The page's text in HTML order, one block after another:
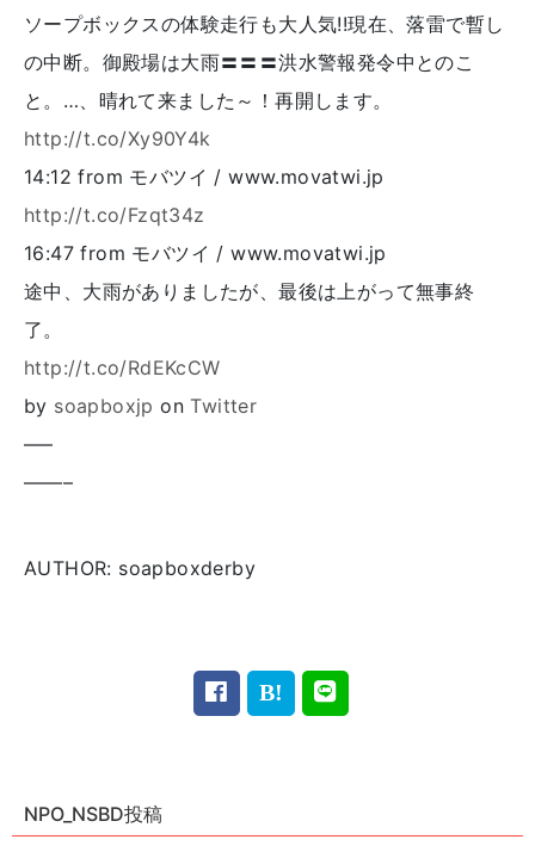
ソープボックスの体験走行も大人気!!現在、落雷で暫し
の中断。御殿場は大雨〓〓〓洪水警報発令中とのこ
と。…、晴れて来ました～！再開します。
http://t.co/Xy90Y4k
14:12 from モバツイ / www.movatwi.jp
http://t.co/Fzqt34z
16:47 from モバツイ / www.movatwi.jp
途中、大雨がありましたが、最後は上がって無事終
了。
http://t.co/RdEKcCW
by soapboxjp onTwitter
—–
——–
AUTHOR: soapboxderby
NPO_NSBD投稿